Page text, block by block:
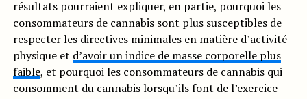
résultats pourraient expliquer, en partie, pourquoi les
consommateurs de cannabis sont plus susceptibles de
respecter les directives minimales en matière d’activité
physique et d’avoir un indice de masse corporelle plus
faible, et pourquoi les consommateurs de cannabis qui
consomment du cannabis lorsqu’ils font de l’exercice